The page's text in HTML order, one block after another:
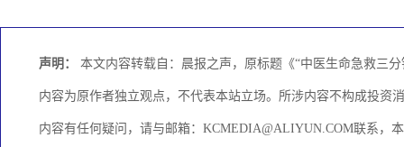
声明： 本文内容转载自：晨报之声，原标题《“中医生命急救三
内容为原作者独立观点，不代表本站立场。所涉内容不构成投资
内容有任何疑问，请与邮箱：KCMEDIA@ALIYUN.COM联系，